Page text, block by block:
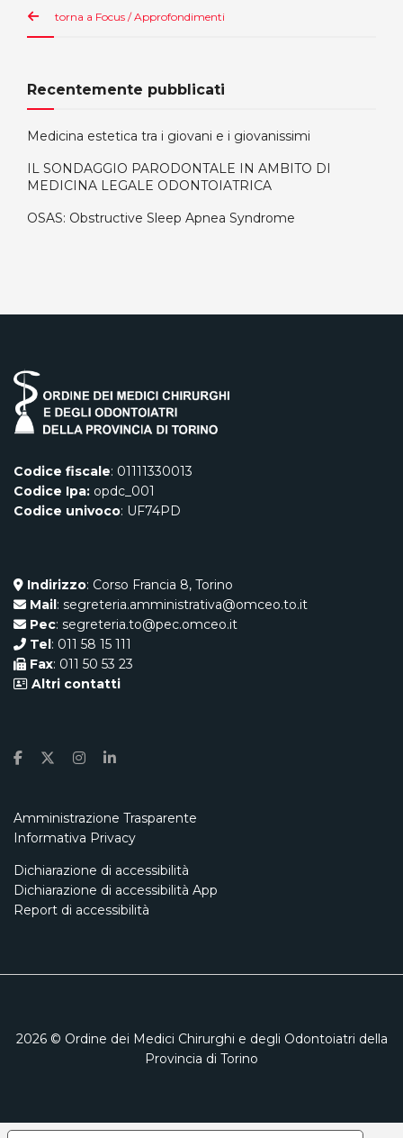
torna a Focus / Approfondimenti
Recentemente pubblicati
Medicina estetica tra i giovani e i giovanissimi
IL SONDAGGIO PARODONTALE IN AMBITO DI
MEDICINA LEGALE ODONTOIATRICA
OSAS: Obstructive Sleep Apnea Syndrome
Codice fiscale: 01111330013
Codice Ipa: opdc_001
Codice univoco: UF74PD
Indirizzo: Corso Francia 8, Torino
Mail: segreteria.amministrativa@omceo.to.it
Pec: segreteria.to@pec.omceo.it
Tel: 011 58 15 111
Fax: 011 50 53 23
Altri contatti
Amministrazione Trasparente
Informativa Privacy
Dichiarazione di accessibilità
Dichiarazione di accessibilità App
Report di accessibilità
2026© Ordine dei Medici Chirurghi e degli Odontoiatri della
Provincia di Torino